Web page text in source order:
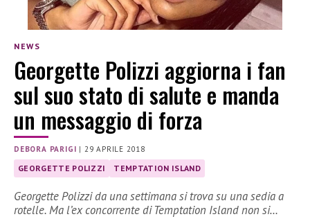
NEWS
Georgette Polizzi aggiorna i fan
sul suo stato di salute e manda
un messaggio di forza
DEBORA PARIGI | 29 APRILE 2018
GEORGETTE POLIZZI TEMPTATION ISLAND
Georgette Polizzi da una settimana si trova su una sedia a
rotelle. Ma l’ex concorrente di Temptation Island non si…